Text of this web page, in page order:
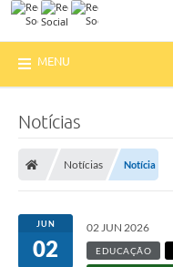
MENU
Notícias
Notícias Notícia
JUN
02
02 JUN 2026
EDUCAÇÃO